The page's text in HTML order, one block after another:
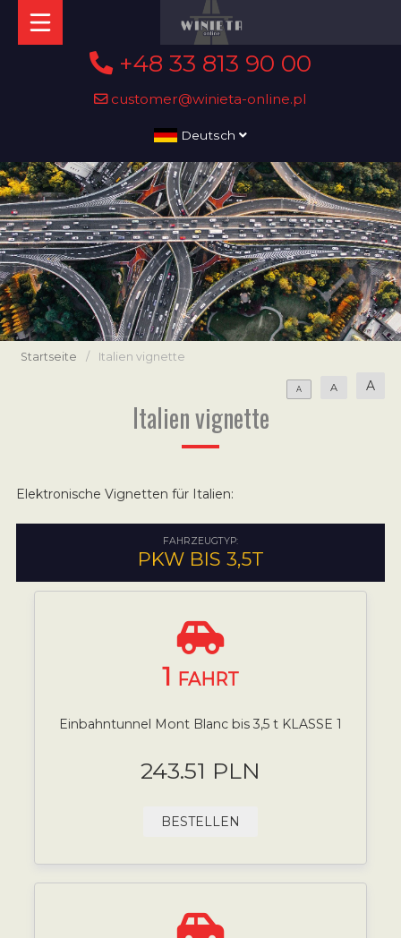
+48 33 813 90 00
customer@winieta-online.pl
Deutsch
Startseite / Italien vignette
A A A
Italien vignette
Elektronische Vignetten für Italien:
FAHRZEUGTYP:
PKW BIS 3,5T
1 FAHRT
Einbahntunnel Mont Blanc bis 3,5 t KLASSE 1
243.51 PLN
BESTELLEN